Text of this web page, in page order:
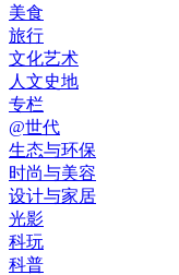
美食
旅行
文化艺术
人文史地
专栏
@世代
生态与环保
时尚与美容
设计与家居
光影
科玩
科普